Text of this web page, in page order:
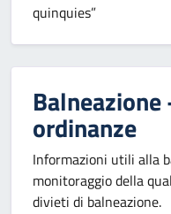
quinquies”
ordinanze
Informazioni utili alla
monitoraggio della
divieti di balneazione.